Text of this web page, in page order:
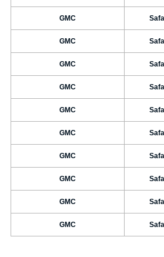
GMC
GMC
GMC
GMC
GMC
GMC
GMC
GMC
GMC
GMC